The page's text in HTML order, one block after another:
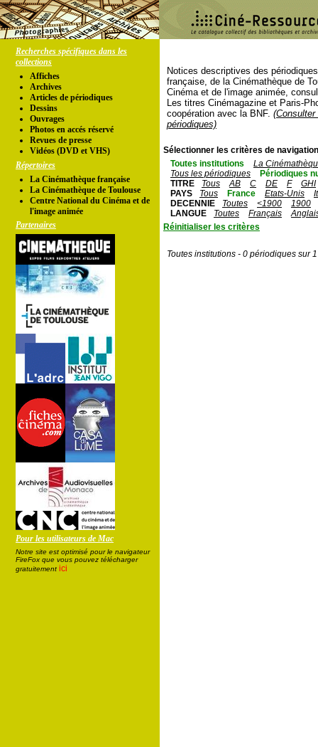
Recherches spécifiques dans les
collections
Affiches
Archives
Articles de périodiques
Dessins
Ouvrages
Photos en accés réservé
Revues de presse
Vidéos (DVD et VHS)
Répertoires
La Cinémathèque française
La Cinémathèque de Toulouse
Centre National du Cinéma et de
l'image animée
Partenaires
Pour les utilisateurs de Mac
Notre site est optimisé pour le navigateur
FireFox que vous pouvez télécharger
gratuitement ici
Notices descriptives des
française, de la Cinémathèque de
Cinéma et de l'image animée,
Les titres Cinémagazine et Paris-
coopération avec la BNF.
périodiques)
Sélectionner les critères de
Toutes institutions
La
Tous les périodiques
Périodiques
TITRE
Tous AB C DE F
GHI
PAYS
Tous France Etats-Unis
DECENNIE
Toutes <1900
1900
LANGUE
Toutes Français
Réinitialiser les critères
Toutes institutions - 0 périodiques sur